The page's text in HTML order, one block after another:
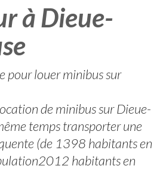
à Dieue-
pour louer minibus sur
de minibus sur Dieue-
temps transporter une
(de 1398 habitants en
habitants en